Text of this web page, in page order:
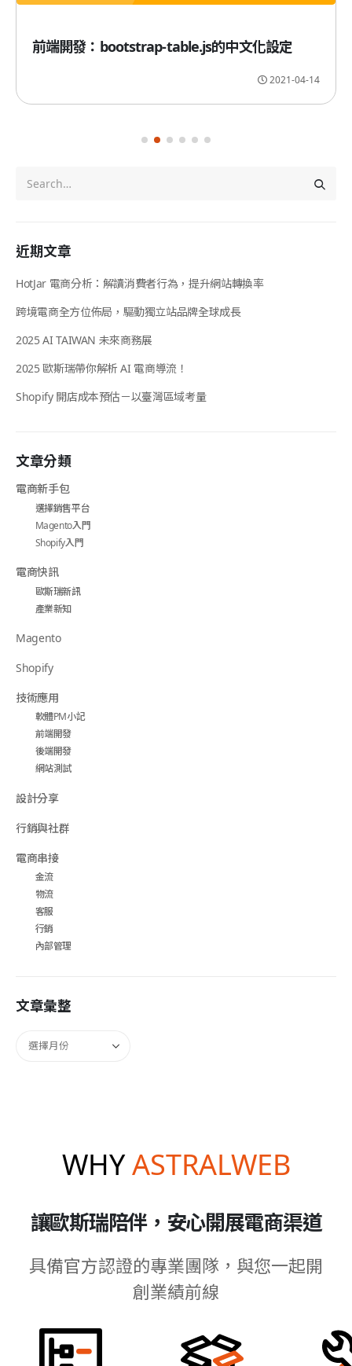
2021-04-14
前端開發：bootstrap-table.js的中文化設定
近期文章
HotJar 電商分析：解讀消費者行為，提升網站轉換率
跨境電商全方位佈局，驅動獨立站品牌全球成長
2025 AI TAIWAN 未來商務展
2025 歐斯瑞帶你解析 AI 電商導流！
Shopify 開店成本預估－以臺灣區域考量
文章分類
電商新手包
選擇銷售平台
Magento入門
Shopify入門
電商快訊
歐斯瑞新訊
產業新知
Magento
Shopify
技術應用
軟體PM小記
前端開發
後端開發
網站測試
設計分享
行銷與社群
電商串接
金流
物流
客服
行銷
內部管理
文章彙整
WHYASTRALWEB
讓歐斯瑞陪伴，安心開展電商渠道
具備官方認證的專業團隊，與您一起開
創業績前線